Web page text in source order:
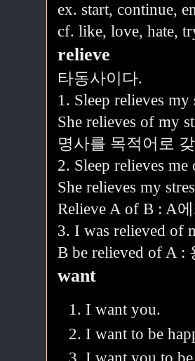
ex. start, continue,
cf. like, love, hate,
relieve
타동사이다.
1. Sleep relieves my
She relieves of my
명사를 목적어로
2. Sleep relieves me
She relieves my
Relieve A of B : A
3. I was relieved of
B be relieved of A
want
I want you.
I want to be